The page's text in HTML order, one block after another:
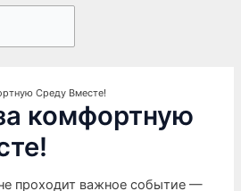
Среду Вместе!
комфортную
проходит важное событие —